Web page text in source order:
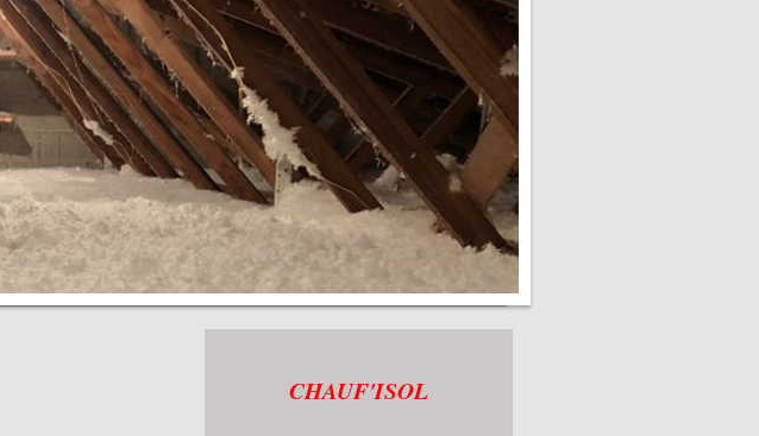
CHAUF'ISOL